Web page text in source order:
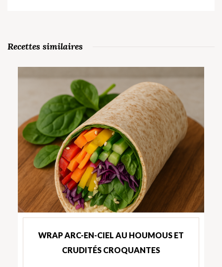
Recettes similaires
WRAP ARC-EN-CIEL AU HOUMOUS ET
CRUDITÉS CROQUANTES